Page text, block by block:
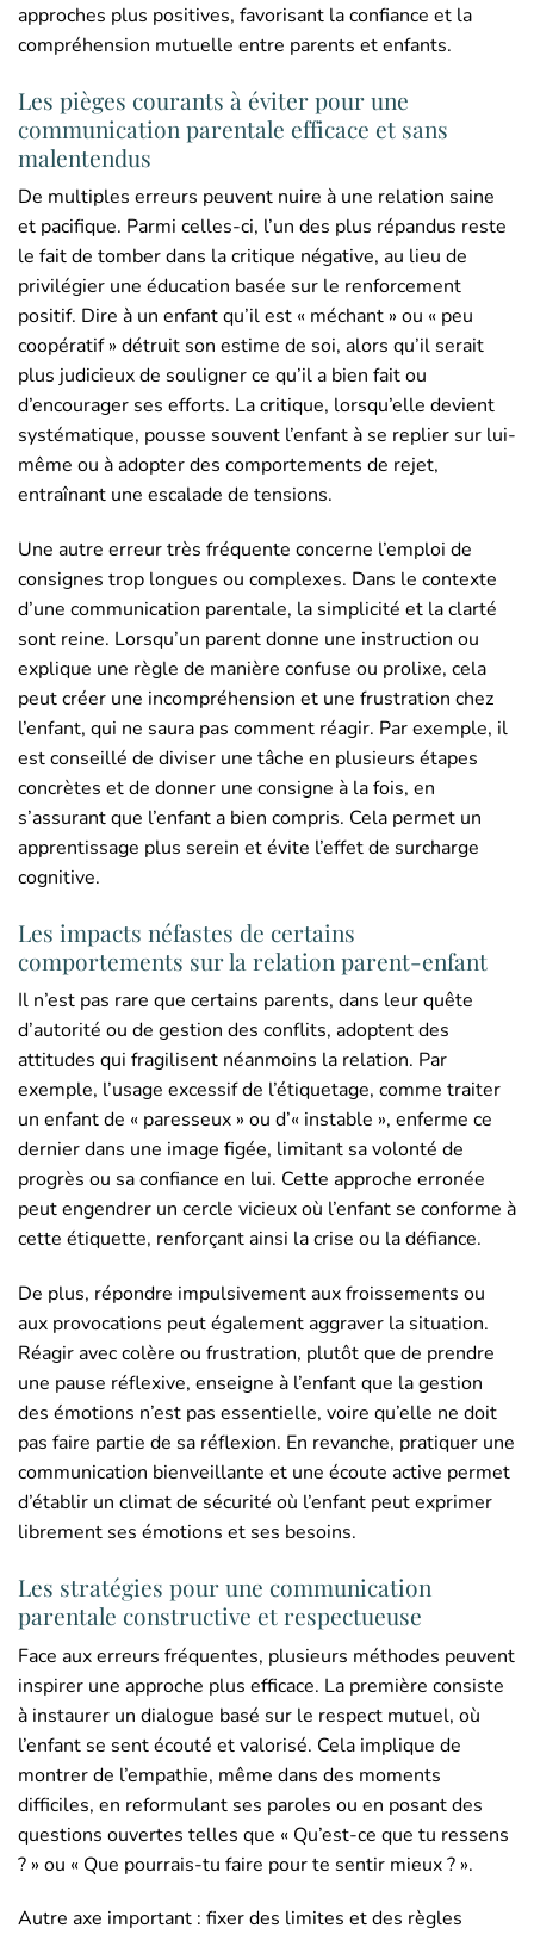
approches plus positives, favorisant la confiance et la
compréhension mutuelle entre parents et enfants.
Les pièges courants à éviter pour une
communication parentale efficace et sans
malentendus
De multiples erreurs peuvent nuire à une relation saine
et pacifique. Parmi celles-ci, l’un des plus répandus reste
le fait de tomber dans la critique négative, au lieu de
privilégier une éducation basée sur le renforcement
positif. Dire à un enfant qu’il est « méchant » ou « peu
coopératif » détruit son estime de soi, alors qu’il serait
plus judicieux de souligner ce qu’il a bien fait ou
d’encourager ses efforts. La critique, lorsqu’elle devient
systématique, pousse souvent l’enfant à se replier sur lui-
même ou à adopter des comportements de rejet,
entraînant une escalade de tensions.
Une autre erreur très fréquente concerne l’emploi de
consignes trop longues ou complexes. Dans le contexte
d’une communication parentale, la simplicité et la clarté
sont reine. Lorsqu’un parent donne une instruction ou
explique une règle de manière confuse ou prolixe, cela
peut créer une incompréhension et une frustration chez
l’enfant, qui ne saura pas comment réagir. Par exemple, il
est conseillé de diviser une tâche en plusieurs étapes
concrètes et de donner une consigne à la fois, en
s’assurant que l’enfant a bien compris. Cela permet un
apprentissage plus serein et évite l’effet de surcharge
cognitive.
Les impacts néfastes de certains
comportements sur la relation parent-enfant
Il n’est pas rare que certains parents, dans leur quête
d’autorité ou de gestion des conflits, adoptent des
attitudes qui fragilisent néanmoins la relation. Par
exemple, l’usage excessif de l’étiquetage, comme traiter
un enfant de « paresseux » ou d’« instable », enferme ce
dernier dans une image figée, limitant sa volonté de
progrès ou sa confiance en lui. Cette approche erronée
peut engendrer un cercle vicieux où l’enfant se conforme à
cette étiquette, renforçant ainsi la crise ou la défiance.
De plus, répondre impulsivement aux froissements ou
aux provocations peut également aggraver la situation.
Réagir avec colère ou frustration, plutôt que de prendre
une pause réflexive, enseigne à l’enfant que la gestion
des émotions n’est pas essentielle, voire qu’elle ne doit
pas faire partie de sa réflexion. En revanche, pratiquer une
communication bienveillante et une écoute active permet
d’établir un climat de sécurité où l’enfant peut exprimer
librement ses émotions et ses besoins.
Les stratégies pour une communication
parentale constructive et respectueuse
Face aux erreurs fréquentes, plusieurs méthodes peuvent
inspirer une approche plus efficace. La première consiste
à instaurer un dialogue basé sur le respect mutuel, où
l’enfant se sent écouté et valorisé. Cela implique de
montrer de l’empathie, même dans des moments
difficiles, en reformulant ses paroles ou en posant des
questions ouvertes telles que « Qu’est-ce que tu ressens
? » ou « Que pourrais-tu faire pour te sentir mieux ? ».
Autre axe important : fixer des limites et des règles